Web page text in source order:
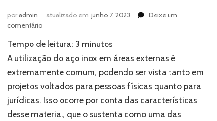
poradmin atualizado em junho 7, 2023
Deixe um
comentário
pingadeira
e
o
uso
do
aço
inox
Tempo de leitura: 3 minutos
A utilização do aço inox em áreas externas é
extremamente comum, podendo ser vista tanto em
projetos voltados para pessoas físicas quanto para
jurídicas. Isso ocorre por conta das características
desse material, que o sustenta como uma das